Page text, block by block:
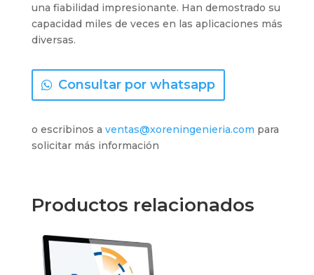
una fiabilidad impresionante. Han demostrado su
capacidad miles de veces en las aplicaciones más
diversas.
Consultar por whatsapp
o escribinos a ventas@xoreningenieria.com para
solicitar más información
Productos relacionados